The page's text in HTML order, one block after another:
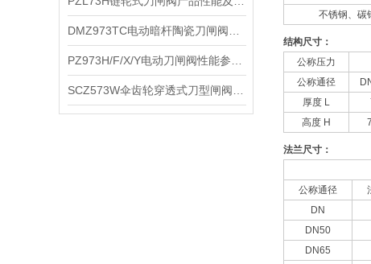
不锈钢、碳
结构尺寸：
公称压力
公称通径
厚度 L
高度 H
法兰尺寸：
公称通径
DN
DN50
DN65